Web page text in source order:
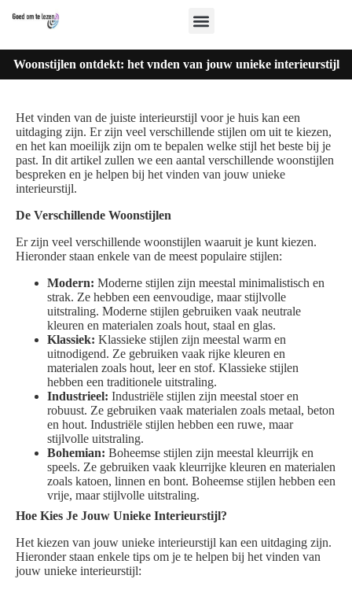
Woonstijlen ontdekt: het vnden van jouw unieke interieurstijl
Het vinden van de juiste interieurstijl voor je huis kan een
uitdaging zijn. Er zijn veel verschillende stijlen om uit te kiezen,
en het kan moeilijk zijn om te bepalen welke stijl het beste bij je
past. In dit artikel zullen we een aantal verschillende woonstijlen
bespreken en je helpen bij het vinden van jouw unieke
interieurstijl.
De Verschillende Woonstijlen
Er zijn veel verschillende woonstijlen waaruit je kunt kiezen.
Hieronder staan enkele van de meest populaire stijlen:
Modern: Moderne stijlen zijn meestal minimalistisch en
strak. Ze hebben een eenvoudige, maar stijlvolle
uitstraling. Moderne stijlen gebruiken vaak neutrale
kleuren en materialen zoals hout, staal en glas.
Klassiek: Klassieke stijlen zijn meestal warm en
uitnodigend. Ze gebruiken vaak rijke kleuren en
materialen zoals hout, leer en stof. Klassieke stijlen
hebben een traditionele uitstraling.
Industrieel: Industriële stijlen zijn meestal stoer en
robuust. Ze gebruiken vaak materialen zoals metaal, beton
en hout. Industriële stijlen hebben een ruwe, maar
stijlvolle uitstraling.
Bohemian: Boheemse stijlen zijn meestal kleurrijk en
speels. Ze gebruiken vaak kleurrijke kleuren en materialen
zoals katoen, linnen en bont. Boheemse stijlen hebben een
vrije, maar stijlvolle uitstraling.
Hoe Kies Je Jouw Unieke Interieurstijl?
Het kiezen van jouw unieke interieurstijl kan een uitdaging zijn.
Hieronder staan enkele tips om je te helpen bij het vinden van
jouw unieke interieurstijl: